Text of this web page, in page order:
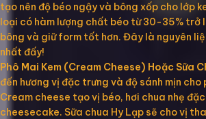
tạo nên độ béo ngậy và bông xốp cho lớp
loại có hàm lượng chất béo từ 30-35% trở
bông và giữ form tốt hơn. Đây là nguyên
nhất đấy!
Phô Mai Kem (Cream Cheese) Hoặc Sữa
đến hương vị đặc trưng và độ sánh mịn cho
Cream cheese tạo vị béo, hơi chua nhẹ
cheesecake. Sữa chua Hy Lạp sẽ cho vị